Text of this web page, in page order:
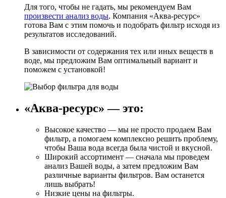
Для того, чтобы не гадать, мы рекомендуем Вам
произвести анализ воды. Компания «Аква-ресурс»
готова Вам с этим помочь и подобрать фильтр исходя из
результатов исследований.
В зависимости от содержания тех или иных веществ в
воде, мы предложим Вам оптимальный вариант и
поможем с установкой!
«Аква-ресурс» — это:
Высокое качество — мы не просто продаем Вам
фильтр, а помогаем комплексно решить проблему,
чтобы Ваша вода всегда была чистой и вкусной.
Широкий ассортимент — сначала мы проведем
анализ Вашей воды, а затем предложим Вам
различные варианты фильтров. Вам останется
лишь выбрать!
Низкие цены на фильтры.